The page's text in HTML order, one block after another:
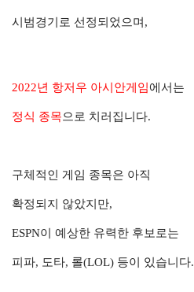
시범경기로 선정되었으며,
2022년 항저우 아시안게임에서는
정식 종목으로 치러집니다.
구체적인 게임 종목은 아직
확정되지 않았지만,
ESPN이 예상한 유력한 후보로는
피파, 도타, 롤(LOL) 등이 있습니다.